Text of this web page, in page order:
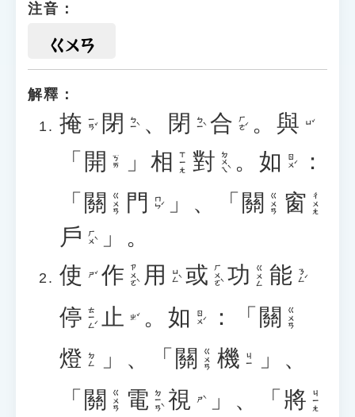
注音：
ㄍㄨㄢ
解釋：
掩 ㄧㄢˇ 閉 ㄅㄧˋ 、 閉 ㄅㄧˋ 合 ㄏㄜˊ 。 與 ㄩˇ
「 開 ㄎㄞ 」 相 ㄒㄧㄤ 對 ㄉㄨㄟˋ 。 如 ㄖㄨˊ
：
「 關 ㄍㄨㄢ 門 ㄇㄣˊ 」 、 「 關 ㄍㄨㄢ 窗 ㄔㄨㄤ
戶 ㄏㄨˋ 」 。
使
ㄕˇ 作 ㄗㄨㄛˋ 用 ㄩㄥˋ 或 ㄏㄨㄛˋ 功 ㄍㄨㄥ 能 ㄋㄥˊ
停 ㄊㄧㄥˊ 止 ㄓˇ 。 如 ㄖㄨˊ ： 「 關 ㄍㄨㄢ
燈 ㄉㄥ 」 、 「 關 ㄍㄨㄢ 機 ㄐㄧ 」 、
「 關 ㄍㄨㄢ 電 ㄉㄧㄢˋ 視 ㄕˋ 」 、 「 將 ㄐㄧㄤ